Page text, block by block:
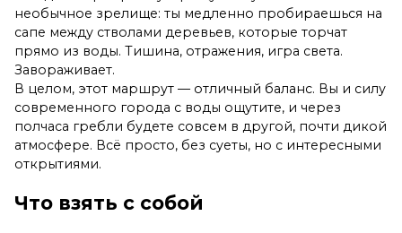
необычное зрелище: ты медленно пробираешься на
сапе между стволами деревьев, которые торчат
прямо из воды. Тишина, отражения, игра света.
Завораживает.
В целом, этот маршрут — отличный баланс. Вы и силу
современного города с воды ощутите, и через
полчаса гребли будете совсем в другой, почти дикой
атмосфере. Всё просто, без суеты, но с интересными
открытиями.
Что взять с собой